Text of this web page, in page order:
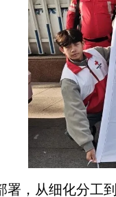
署，从细化分工